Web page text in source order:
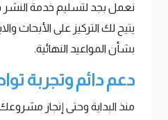
نعمل بجد لتسليم خدمة النشر
يتيح لك التركيز على الأبحاث
بشأن المواعيد النهائية.
دعم دائم وتجربة
منذ البداية وحتى إنجاز